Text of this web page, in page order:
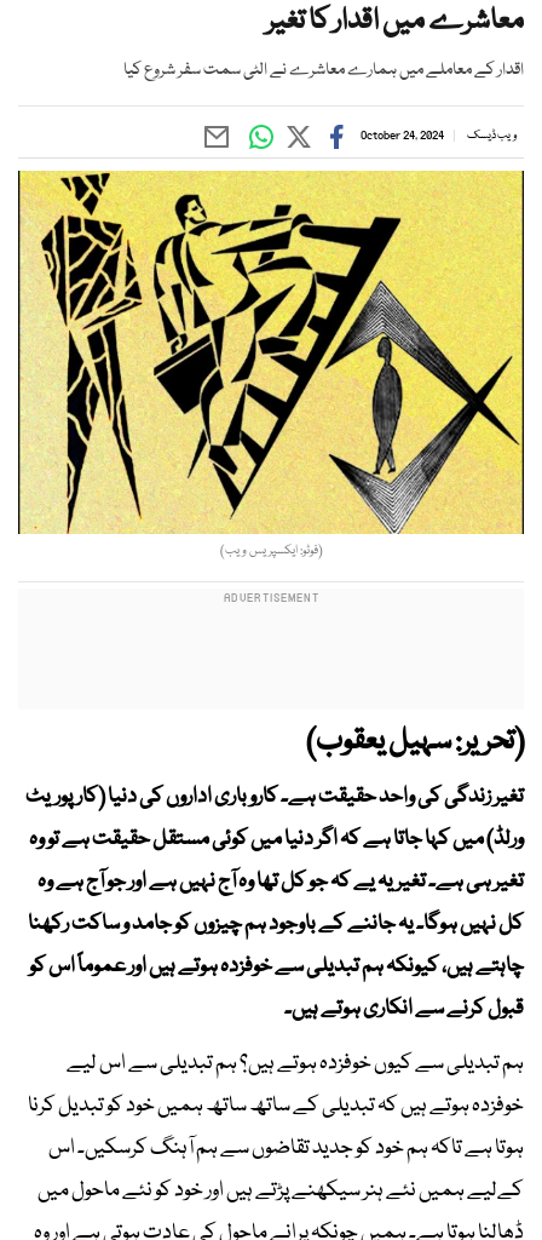
معاشرے میں اقدار کا تغیر
اقدار کے معاملے میں ہمارے معاشرے نے الٹی سمت سفر شروع کیا
ویب ڈیسک October 24, 2024
(فوٹو: ایکسپریس ویب)
(تحریر: سہیل یعقوب)
تغیر زندگی کی واحد حقیقت ہے۔ کاروباری اداروں کی دنیا (کارپوریٹ
ورلڈ) میں کہا جاتا ہے کہ اگر دنیا میں کوئی مستقل حقیقت ہے تو وہ
تغیر ہی ہے۔ تغیر یہ یے کہ جو کل تھا وہ آج نہیں ہے اور جو آج ہے وہ
کل نہیں ہوگا۔ یہ جاننے کے باوجود ہم چیزوں کو جامد و ساکت رکھنا
چاہتے ہیں، کیونکہ ہم تبدیلی سے خوفزدہ ہوتے ہیں اور عموماً اس کو
قبول کرنے سے انکاری ہوتے ہیں۔
ہم تبدیلی سے کیوں خوفزدہ ہوتے ہیں؟ ہم تبدیلی سے اس لیے
خوفزدہ ہوتے ہیں کہ تبدیلی کے ساتھ ساتھ ہمیں خود کو تبدیل کرنا
ہوتا ہے تاکہ ہم خود کو جدید تقاضوں سے ہم آہنگ کرسکیں۔ اس
کےلیے ہمیں نئے ہنر سیکھنے پڑتے ہیں اور خود کو نئے ماحول میں
ڈھالنا ہوتا ہے۔ ہمیں چونکہ پرانے ماحول کی عادت ہوتی ہے اور وہ